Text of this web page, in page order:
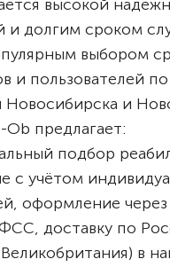
высокой
и долгим сроком
выбором
и пользователей
и
предлагает:
подбор
с учётом
оформление
доставку по
в